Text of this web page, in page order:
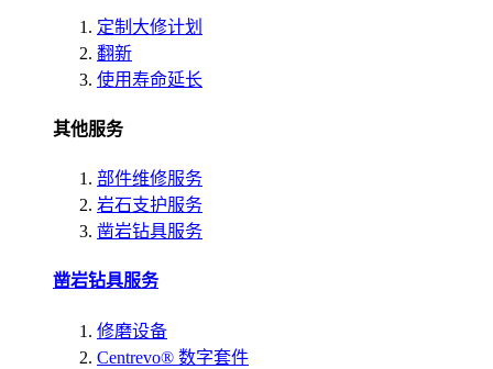
定制大修计划
翻新
使用寿命延长
其他服务
部件维修服务
岩石支护服务
凿岩钻具服务
凿岩钻具服务
修磨设备
Centrevo® 数字套件